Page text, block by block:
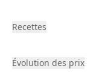
Recettes
Évolution des prix